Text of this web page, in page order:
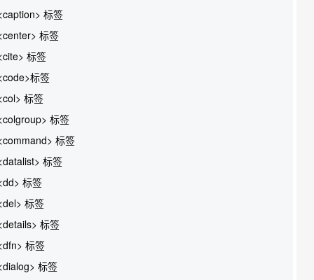
标签
标签
标签
标签
标签
标签
标签
标签
标签
标签
标签
标签
标签